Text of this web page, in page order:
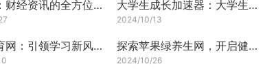
和讯网：财经资讯的全方位服务 大学生成长加速器：大学生必备网
2024/10/13
育路教育网：引领学习新风尚 探索苹果绿养生网，开启健康之旅
2024/10/26